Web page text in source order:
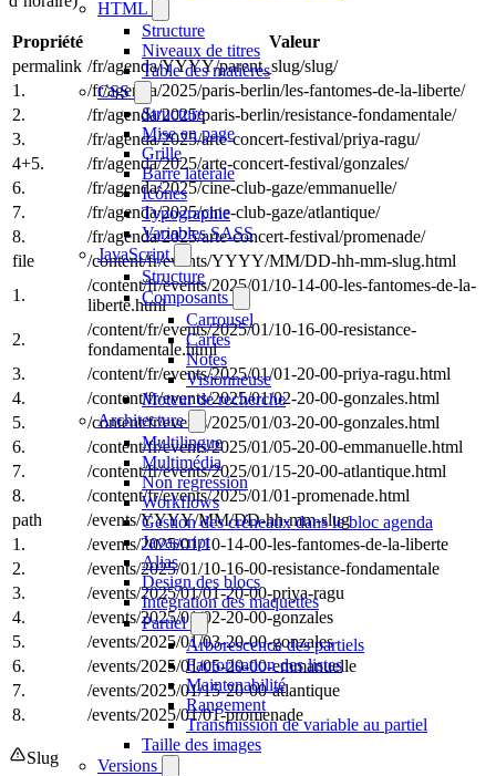
HTML
Structure
Niveaux de titres
Table des matières
CSS
Structure
Mise en page
Grille
Barre latérale
Icônes
Typographie
Variables SASS
JavaScript
Structure
Composants
Carrousel
Cartes
Notes
Visionneuse
Moteur de recherche
Architecture
Multilingue
Multimédia
Non regression
Workflows
Gestion des créneaux dans le bloc agenda
Javascript
Alias
Design des blocs
Intégration des maquettes
Partiel
Arborescence des partiels
Factorisation des listes
Maintenabilité
Rangement
Transmission de variable au partiel
Taille des images
Versions
Propriété
Valeur
permalink /fr/agenda/YYYY/parent_slug/slug/
1.
/fr/agenda/2025/paris-berlin/les-fantomes-de-la-liberte/
2.
/fr/agenda/2025/paris-berlin/resistance-fondamentale/
3.
/fr/agenda/2025/arte-concert-festival/priya-ragu/
4+5.
/fr/agenda/2025/arte-concert-festival/gonzales/
6.
/fr/agenda/2025/cine-club-gaze/emmanuelle/
7.
/fr/agenda/2025/cine-club-gaze/atlantique/
8.
/fr/agenda/2025/arte-concert-festival/promenade/
file
/content/fr/events/YYYY/MM/DD-hh-mm-slug.html
1.
/content/fr/events/2025/01/10-14-00-les-fantomes-de-la-
liberte.html
2.
/content/fr/events/2025/01/10-16-00-resistance-
fondamentale.html
3.
/content/fr/events/2025/01/01-20-00-priya-ragu.html
4.
/content/fr/events/2025/01/02-20-00-gonzales.html
5.
/content/fr/events/2025/01/03-20-00-gonzales.html
6.
/content/fr/events/2025/01/05-20-00-emmanuelle.html
7.
/content/fr/events/2025/01/15-20-00-atlantique.html
8.
/content/fr/events/2025/01/01-promenade.html
path
/events/YYYY/MM/DD-hh-mm-slug
1.
/events/2025/01/10-14-00-les-fantomes-de-la-liberte
2.
/events/2025/01/10-16-00-resistance-fondamentale
3.
/events/2025/01/01-20-00-priya-ragu
4.
/events/2025/01/02-20-00-gonzales
5.
/events/2025/01/03-20-00-gonzales
6.
/events/2025/01/05-20-00-emmanuelle
7.
/events/2025/01/15-20-00-atlantique
8.
/events/2025/01/01-promenade
Slug